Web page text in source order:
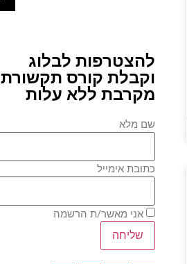
להצטרפות לבלוג
וקבלת קורס תקשורת
מקרבת ללא עלות
שם מלא
כתובת אימייל
אני מאשר/ת הרשמה